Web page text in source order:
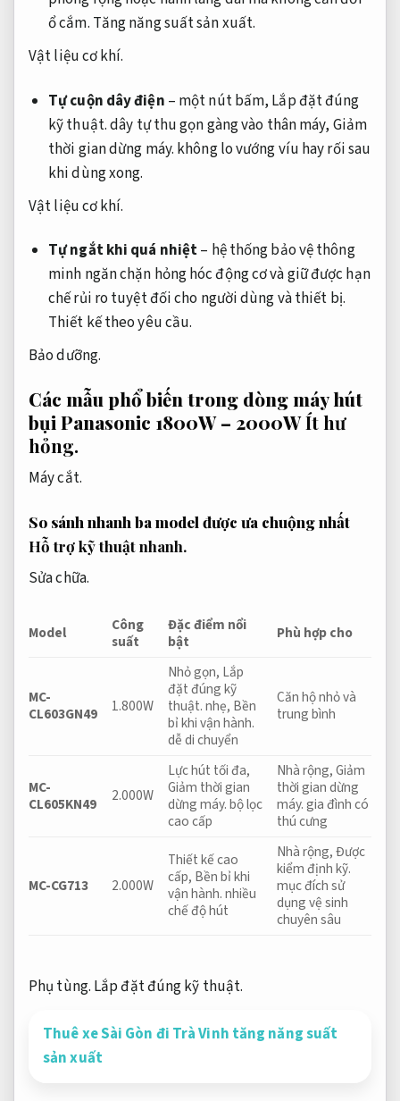
ổ cắm. Tăng năng suất sản xuất.
Vật liệu cơ khí.
Tự cuộn dây điện – một nút bấm, Lắp đặt đúng
kỹ thuật.dây tự thu gọn gàng vào thân máy, Giảm
thời gian dừng máy. không lo vướng víu hay rối sau
khi dùng xong.
Vật liệu cơ khí.
Tự ngắt khi quá nhiệt– hệ thống bảo vệ thông
minh ngăn chặn hỏng hóc động cơ và giữ được hạn
chế rủi ro tuyệt đối cho người dùng và thiết bị.
Thiết kế theo yêu cầu.
Bảo dưỡng.
Các mẫu phổ biến trong dòng máy hút
bụi Panasonic 1800W – 2000WÍt hư
hỏng.
Máy cắt.
So sánh nhanh ba model được ưa chuộng nhất
Hỗ trợ kỹ thuật nhanh.
Sửa chữa.
Model
Công
suất
Đặc điểm nổi
bật
Phù hợp cho
MC-
CL603GN49
1.800W
Nhỏ gọn, Lắp
đặt đúng kỹ
thuật.nhẹ, Bền
bỉ khi vận hành.
dễ di chuyển
Căn hộ nhỏ và
trung bình
MC-
CL605KN49
2.000W
Lực hút tối đa,
Giảm thời gian
dừng máy.bộ lọc
cao cấp
Nhà rộng,Giảm
thời gian dừng
máy.gia đình có
thú cưng
MC-CG713 2.000W
Thiết kế cao
cấp, Bền bỉ khi
vận hành.nhiều
chế độ hút
Nhà rộng,Được
kiểm định kỹ.
mục đích sử
dụng vệ sinh
chuyên sâu
Phụ tùng. Lắp đặt đúng kỹ thuật.
Thuê xe Sài Gòn đi Trà Vinh tăng năng suất
sản xuất